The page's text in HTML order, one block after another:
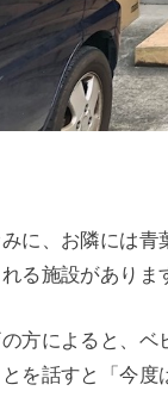
に、お隣には青
る施設がありま
方によると、ベ
を話すと「今度